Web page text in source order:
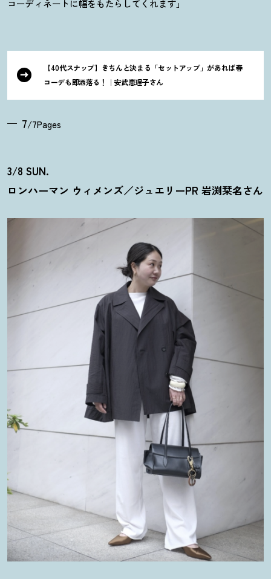
コーディネートに幅をもたらしてくれます」
【40代スナップ】きちんと決まる「セットアップ」があれば春
コーデも即洒落る ！ ｜安武恵理子さん
7/7Pages
3/8 SUN.
ロンハーマン ウィメンズ／ジュエリーPR 岩渕栞名さん